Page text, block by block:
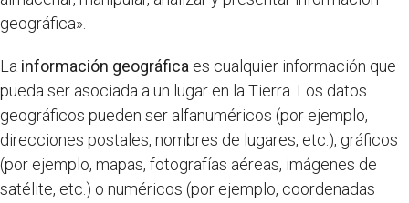
geográfica».
La información geográfica es cualquier información que
pueda ser asociada a un lugar en la Tierra. Los datos
geográficos pueden ser alfanuméricos (por ejemplo,
direcciones postales, nombres de lugares, etc.), gráficos
(por ejemplo, mapas, fotografías aéreas, imágenes de
satélite, etc.) o numéricos (por ejemplo, coordenadas